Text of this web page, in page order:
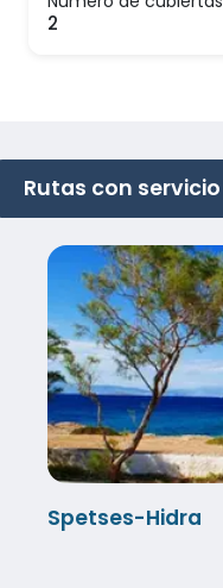
2
Rutas con servicio
Spetses-Hidra